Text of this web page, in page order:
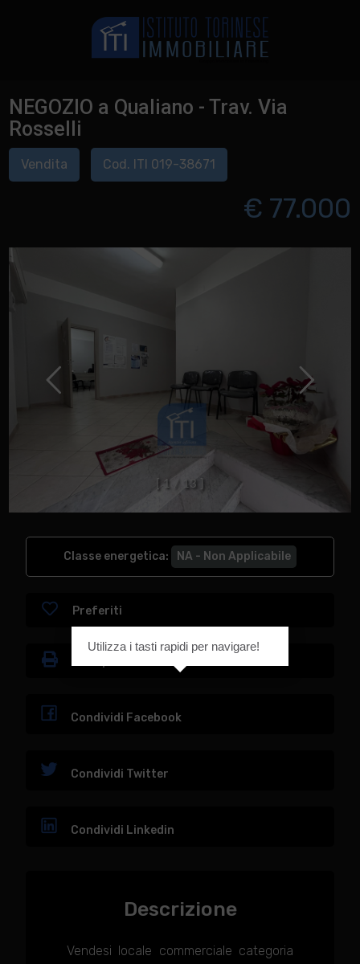
NEGOZIO a Qualiano - Trav. Via
Rosselli
Vendita Cod. ITI 019-38671
€ 77.000
1 / 1 3
Classe energetica: NA - Non Applicabile
Preferiti
Condividi Facebook
Condividi Twitter
Condividi Linkedin
Descrizione
Vendesi locale commerciale categoria
Utilizza i tasti rapidi per navigare!